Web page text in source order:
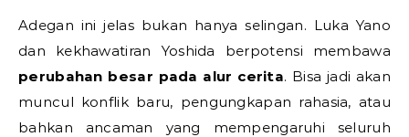
Adegan ini jelas bukan hanya selingan. Luka Yano
dan kekhawatiran Yoshida berpotensi membawa
perubahan besar pada alur cerita. Bisa jadi akan
muncul konflik baru, pengungkapan rahasia, atau
bahkan ancaman yang mempengaruhi seluruh